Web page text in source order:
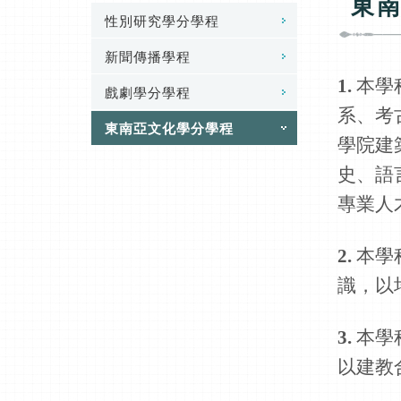
性別研究學分學程
新聞傳播學程
戲劇學分學程
東南亞文化學分學程
1. 本學
系、考
學院建
史、語
專業人
2. 本學
識，以
3. 本學
以建教